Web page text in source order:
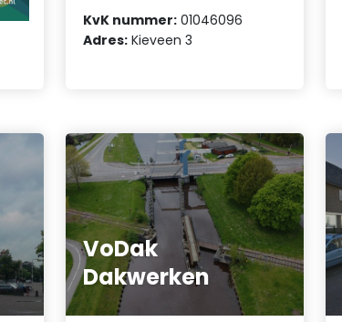
KvK nummer: 01046096
Adres: Kieveen 3
VoDak
Dakwerken